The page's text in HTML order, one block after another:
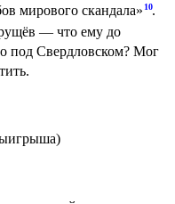
мирового скандала» 10.
— что ему до
под Свердловском? Мог